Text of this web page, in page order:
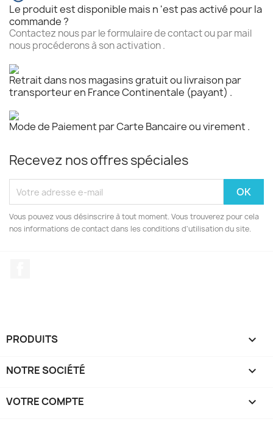
Le produit est disponible mais n 'est pas activé pour la
commande ?
Contactez nous par le formulaire de contact ou par mail
nous procéderons à son activation .
Retrait dans nos magasins gratuit ou livraison par
transporteur en France Continentale (payant) .
Mode de Paiement par Carte Bancaire ou virement .
Recevez nos offres spéciales
Vous pouvez vous désinscrire à tout moment. Vous trouverez pour cela
nos informations de contact dans les conditions d'utilisation du site.
PRODUITS 
NOTRE SOCIÉTÉ 
VOTRE COMPTE 